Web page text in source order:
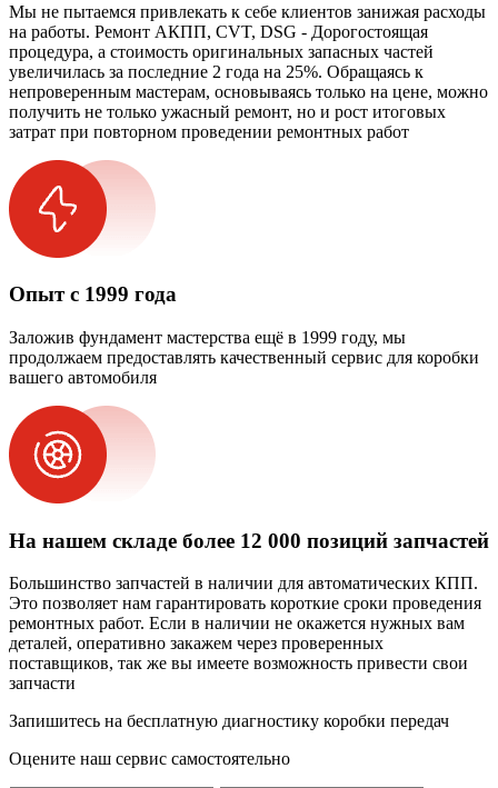
Мы не пытаемся привлекать к себе клиентов занижая расходы
на работы. Ремонт АКПП, CVT, DSG - Дорогостоящая
процедура, а стоимость оригинальных запасных частей
увеличилась за последние 2 года на 25%. Обращаясь к
непроверенным мастерам, основываясь только на цене, можно
получить не только ужасный ремонт, но и рост итоговых
затрат при повторном проведении ремонтных работ
Опыт с 1999 года
Заложив фундамент мастерства ещё в 1999 году, мы
продолжаем предоставлять качественный сервис для коробки
вашего автомобиля
На нашем складе более 12 000 позиций запчастей
Большинство запчастей в наличии для автоматических КПП.
Это позволяет нам гарантировать короткие сроки проведения
ремонтных работ. Если в наличии не окажется нужных вам
деталей, оперативно закажем через проверенных
поставщиков, так же вы имеете возможность привести свои
запчасти
Запишитесь на бесплатную диагностику коробки передач
Оцените наш сервис самостоятельно